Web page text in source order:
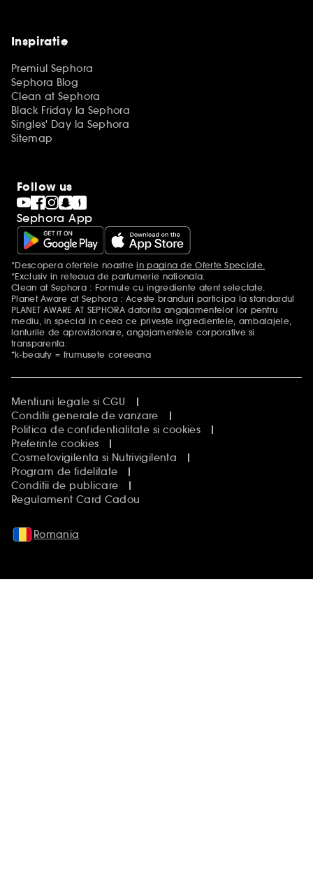
Inspiratie
Premiul Sephora
Sephora Blog
Clean at Sephora
Black Friday la Sephora
Singles' Day la Sephora
Sitemap
Follow us
Sephora App
Mentiuni aditionale
*Descopera ofertele noastrein pagina de Oferte Speciale.
*Exclusiv in reteaua de parfumerie nationala.
Clean at Sephora : Formule cu ingrediente atent selectate.
Planet Aware at Sephora : Aceste branduri participa la standardul
PLANET AWARE AT SEPHORA datorita angajamentelor lor pentru
mediu, in special in ceea ce priveste ingredientele, ambalajele,
lanturile de aprovizionare, angajamentele corporative si
transparenta.
*k-beauty = frumusete coreeana
Mentiuni legale si CGU
Conditii generale de vanzare
Politica de confidentialitate si cookies
Preferinte cookies
Cosmetovigilenta si Nutrivigilenta
Program de fidelitate
Conditii de publicare
Regulament Card Cadou
Romania